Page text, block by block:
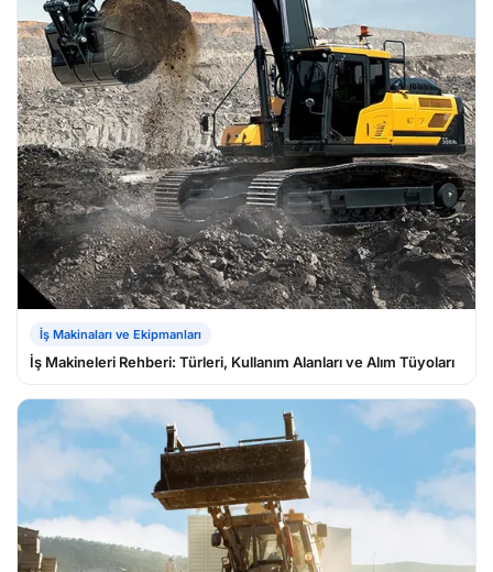
İş Makinaları ve Ekipmanları
İş Makineleri Rehberi: Türleri, Kullanım Alanları ve Alım Tüyoları